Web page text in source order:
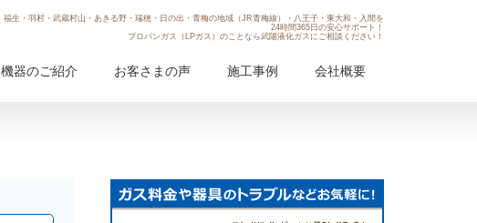
福生・羽村・武蔵村山・あきる野・瑞穂・日の出・青梅の地域（JR青梅線）・八王子・東大和・入間を
24時間365日の安心サポート！
プロパンガス（LPガス）のことなら武陽液化ガスにご相談ください！
機器のご紹介 お客さまの声 施工事例 会社概要